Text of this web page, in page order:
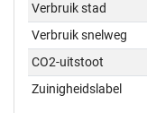
Verbruik stad
Verbruik snelweg
CO2-uitstoot
Zuinigheidslabel